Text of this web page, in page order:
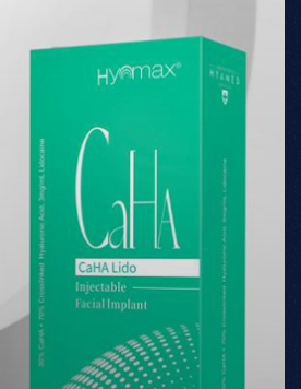
Pусский
Português
العربية
日本語
中文